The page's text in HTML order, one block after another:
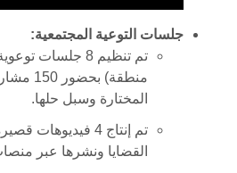
جلسات التوعية المجتمعية:
تم تنظيم 8 جلسات
منطقة) بحضور 150
المختارة وسبل حلها.
تم إنتاج 4 فيديوهات
القضايا ونشرها عبر